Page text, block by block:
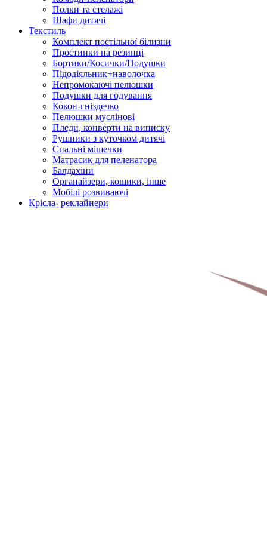
Полки та стелажі
Шафи дитячі
Текстиль
Комплект постільної білизни
Простинки на резинці
Бортики/Косички/Подушки
Підодіяльник+наволочка
Непромокаючі пелюшки
Подушки для годування
Кокон-гніздечко
Пелюшки муслінові
Пледи, конверти на виписку
Рушники з куточком дитячі
Спальні мішечки
Матрасик для пеленатора
Балдахіни
Органайзери, кошики, інше
Мобілі розвиваючі
Крісла- реклайнери